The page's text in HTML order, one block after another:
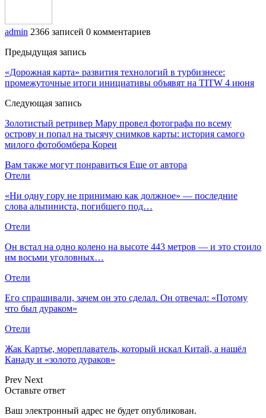
admin 2366 записей 0 комментариев
Предыдущая запись
«Дорожная карта» развития технологий в турбизнесе:
промежуточные итоги инициативы объявят на TITW 4 июня
Следующая запись
Золотистый ретривер Мару провел фотографа по всему
острову и попал на тысячу снимков карты: история самого
милого фотобомбера Кореи
Вам также могут понравиться Еще от автора
Отели
«Ни одну гору не принимаю как должное» — последние
слова альпиниста, погибшего под…
Отели
Он встал на одно колено на высоте 443 метров — и это стоило
им восьми уголовных…
Отели
Его спрашивали, зачем он это сделал. Он отвечал: «Потому
что был дураком»
Отели
Жак Картье, мореплаватель, который искал Китай, а нашёл
Канаду и «золото дураков»
Prev Next
Оставьте ответ
Ваш электронный адрес не будет опубликован.